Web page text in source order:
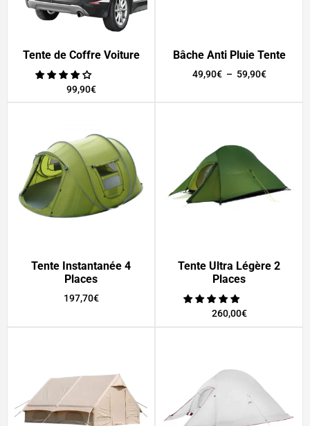
Tente de Coffre Voiture
99,90€
Bâche Anti Pluie Tente
49,90€ – 59,90€
Tente Instantanée 4
Places
197,70€
Tente Ultra Légère 2
Places
260,00€